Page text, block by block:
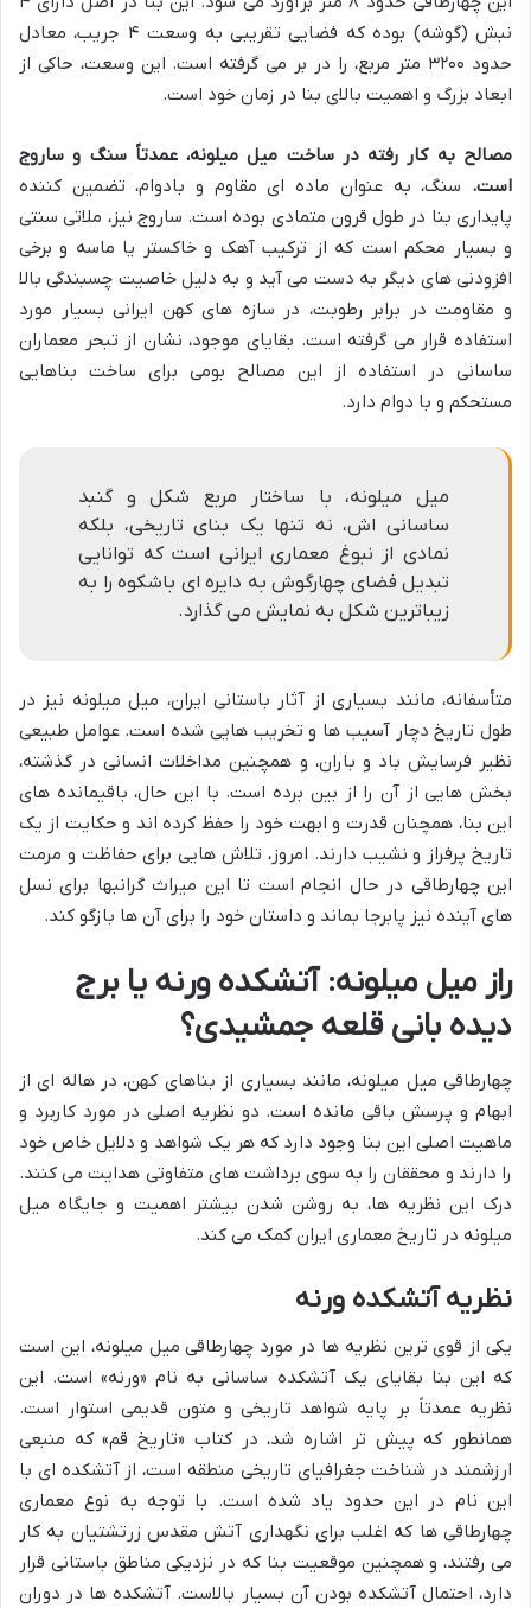
نبش (گوشه) بوده که فضایی تقریبی به وسعت ۴ جریب، معادل
حدود ۳۲۰۰ متر مربع، را در بر می گرفته است. این وسعت، حاکی از
ابعاد بزرگ و اهمیت بالای بنا در زمان خود است.
مصالح به کار رفته در ساخت میل میلونه، عمدتاً سنگ و ساروج
است. سنگ، به عنوان ماده ای مقاوم و بادوام، تضمین کننده
پایداری بنا در طول قرون متمادی بوده است. ساروج نیز، ملاتی سنتی
و بسیار محکم است که از ترکیب آهک و خاکستر یا ماسه و برخی
افزودنی های دیگر به دست می آید و به دلیل خاصیت چسبندگی بالا
و مقاومت در برابر رطوبت، در سازه های کهن ایرانی بسیار مورد
استفاده قرار می گرفته است. بقایای موجود، نشان از تبحر معماران
ساسانی در استفاده از این مصالح بومی برای ساخت بناهایی
مستحکم و با دوام دارد.
میل میلونه، با ساختار مربع شکل و گنبد
ساسانی اش، نه تنها یک بنای تاریخی، بلکه
نمادی از نبوغ معماری ایرانی است که توانایی
تبدیل فضای چهارگوش به دایره ای باشکوه را به
زیباترین شکل به نمایش می گذارد.
متأسفانه، مانند بسیاری از آثار باستانی ایران، میل میلونه نیز در
طول تاریخ دچار آسیب ها و تخریب هایی شده است. عوامل طبیعی
نظیر فرسایش باد و باران، و همچنین مداخلات انسانی در گذشته،
بخش هایی از آن را از بین برده است. با این حال، باقیمانده های
این بنا، همچنان قدرت و ابهت خود را حفظ کرده اند و حکایت از یک
تاریخ پرفراز و نشیب دارند. امروز، تلاش هایی برای حفاظت و مرمت
این چهارطاقی در حال انجام است تا این میراث گرانبها برای نسل
های آینده نیز پابرجا بماند و داستان خود را برای آن ها بازگو کند.
راز میل میلونه: آتشکده ورنه یا برج
دیده بانی قلعه جمشیدی؟
چهارطاقی میل میلونه، مانند بسیاری از بناهای کهن، در هاله ای از
ابهام و پرسش باقی مانده است. دو نظریه اصلی در مورد کاربرد و
ماهیت اصلی این بنا وجود دارد که هر یک شواهد و دلایل خاص خود
را دارند و محققان را به سوی برداشت های متفاوتی هدایت می کنند.
درک این نظریه ها، به روشن شدن بیشتر اهمیت و جایگاه میل
میلونه در تاریخ معماری ایران کمک می کند.
نظریه آتشکده ورنه
یکی از قوی ترین نظریه ها در مورد چهارطاقی میل میلونه، این است
که این بنا بقایای یک آتشکده ساسانی به نام «ورنه» است. این
نظریه عمدتاً بر پایه شواهد تاریخی و متون قدیمی استوار است.
همانطور که پیش تر اشاره شد، در کتاب «تاریخ قم» که منبعی
ارزشمند در شناخت جغرافیای تاریخی منطقه است، از آتشکده ای با
این نام در این حدود یاد شده است. با توجه به نوع معماری
چهارطاقی ها که اغلب برای نگهداری آتش مقدس زرتشتیان به کار
می رفتند، و همچنین موقعیت بنا که در نزدیکی مناطق باستانی قرار
دارد، احتمال آتشکده بودن آن بسیار بالاست. آتشکده ها در دوران